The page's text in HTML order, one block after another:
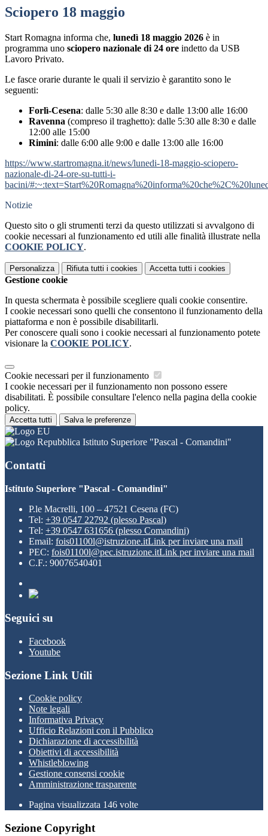
Sciopero 18 maggio
Start Romagna informa che, lunedì 18 maggio 2026 è in
programma uno sciopero nazionale di 24 ore indetto da USB
Lavoro Privato.
Le fasce orarie durante le quali il servizio è garantito sono le
seguenti:
Forlì-Cesena: dalle 5:30 alle 8:30 e dalle 13:00 alle 16:00
Ravenna (compreso il traghetto): dalle 5:30 alle 8:30 e dalle
12:00 alle 15:00
Rimini: dalle 6:00 alle 9:00 e dalle 13:00 alle 16:00
https://www.startromagna.it/news/lunedi-18-maggio-sciopero-
nazionale-di-24-ore-su-tutti-i-
bacini/
Notizie
Questo sito o gli strumenti terzi da questo utilizzati si avvalgono di
cookie necessari al funzionamento ed utili alle finalità illustrate nella
COOKIE POLICY.
Personalizza Rifiuta tutti i cookies Accetta tutti i cookies
Gestione cookie
In questa schermata è possibile scegliere quali cookie consentire.
I cookie necessari sono quelli che consentono il funzionamento della
piattaforma e non è possibile disabilitarli.
Per conoscere quali sono i cookie necessari al funzionamento potete
visionare la COOKIE POLICY.
Cookie necessari per il funzionamento
I cookie necessari per il funzionamento non possono essere
disabilitati. È possibile consultare l'elenco nella pagina della cookie
policy.
Accetta tutti Salva le preferenze
Istituto Superiore "Pascal - Comandini"
Contatti
Istituto Superiore "Pascal - Comandini"
P.le Macrelli, 100 – 47521 Cesena (FC)
Tel: +39 0547 22792 (plesso Pascal)
Tel: +39 0547 631656 (plesso Comandini)
Email: fois01100l@istruzione.itLink per inviare una mail
PEC: fois01100l@pec.istruzione.itLink per inviare una mail
C.F.: 90076540401
Seguici su
Facebook
Youtube
Sezione Link Utili
Cookie policy
Note legali
Informativa Privacy
Ufficio Relazioni con il Pubblico
Dichiarazione di accessibilità
Obiettivi di accessibilità
Whistleblowing
Gestione consensi cookie
Amministrazione trasparente
Pagina visualizzata 146 volte
Sezione Copyright